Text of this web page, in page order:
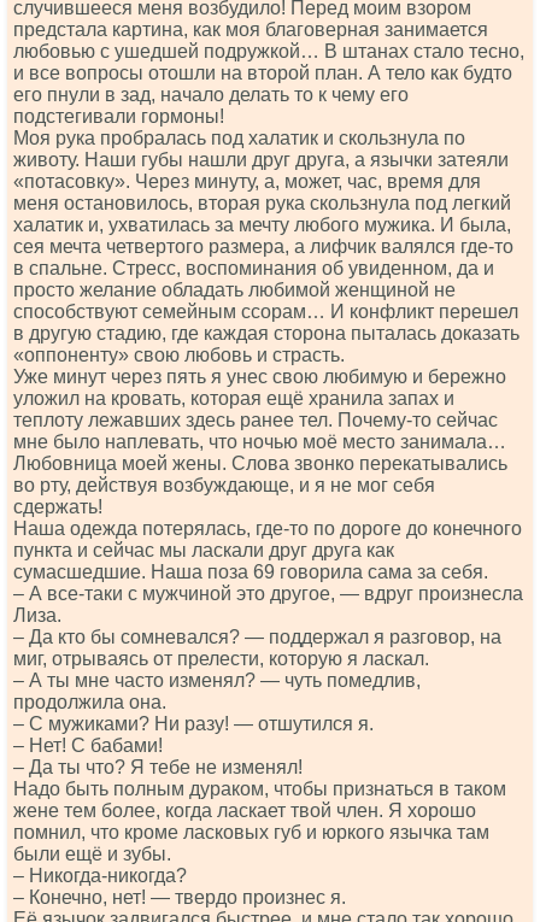
случившееся меня возбудило! Перед моим взором
предстала картина, как моя благоверная занимается
любовью с ушедшей подружкой… В штанах стало тесно,
и все вопросы отошли на второй план. А тело как будто
его пнули в зад, начало делать то к чему его
подстегивали гормоны!
Моя рука пробралась под халатик и скользнула по
животу. Наши губы нашли друг друга, а язычки затеяли
«потасовку». Через минуту, а, может, час, время для
меня остановилось, вторая рука скользнула под легкий
халатик и, ухватилась за мечту любого мужика. И была,
сея мечта четвертого размера, а лифчик валялся где-то
в спальне. Стресс, воспоминания об увиденном, да и
просто желание обладать любимой женщиной не
способствуют семейным ссорам… И конфликт перешел
в другую стадию, где каждая сторона пыталась доказать
«оппоненту» свою любовь и страсть.
Уже минут через пять я унес свою любимую и бережно
уложил на кровать, которая ещё хранила запах и
теплоту лежавших здесь ранее тел. Почему-то сейчас
мне было наплевать, что ночью моё место занимала…
Любовница моей жены. Слова звонко перекатывались
во рту, действуя возбуждающе, и я не мог себя
сдержать!
Наша одежда потерялась, где-то по дороге до конечного
пункта и сейчас мы ласкали друг друга как
сумасшедшие. Наша поза 69 говорила сама за себя.
– А все-таки с мужчиной это другое, — вдруг произнесла
Лиза.
– Да кто бы сомневался? — поддержал я разговор, на
миг, отрываясь от прелести, которую я ласкал.
– А ты мне часто изменял? — чуть помедлив,
продолжила она.
– С мужиками? Ни разу! — отшутился я.
– Нет! С бабами!
– Да ты что? Я тебе не изменял!
Надо быть полным дураком, чтобы признаться в таком
жене тем более, когда ласкает твой член. Я хорошо
помнил, что кроме ласковых губ и юркого язычка там
были ещё и зубы.
– Никогда-никогда?
– Конечно, нет! — твердо произнес я.